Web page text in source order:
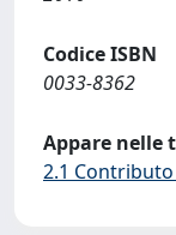
Codice ISBN
0033-8362
Appare nelle
2.1